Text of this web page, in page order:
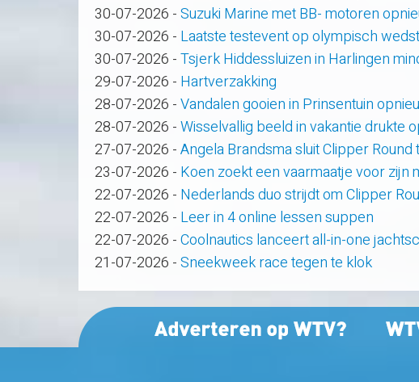
30-07-2026 -Suzuki Marine met BB- motoren
30-07-2026 - Laatste testevent op olympisch
30-07-2026 -Tsjerk Hiddessluizen in Harlingen
29-07-2026 - Hartverzakking
28-07-2026 -Vandalen gooien in Prinsentuin
28-07-2026 -Wisselvallig beeld in vakantie drukte
27-07-2026 -Angela Brandsma sluit Clipper
23-07-2026 - Koen zoekt een vaarmaatje voor zijn
22-07-2026 - Nederlands duo strijdt om Clipper
22-07-2026 - Leer in 4 online lessen suppen
22-07-2026 -Coolnautics lanceert all-in-one
21-07-2026 -Sneekweek race tegen te klok